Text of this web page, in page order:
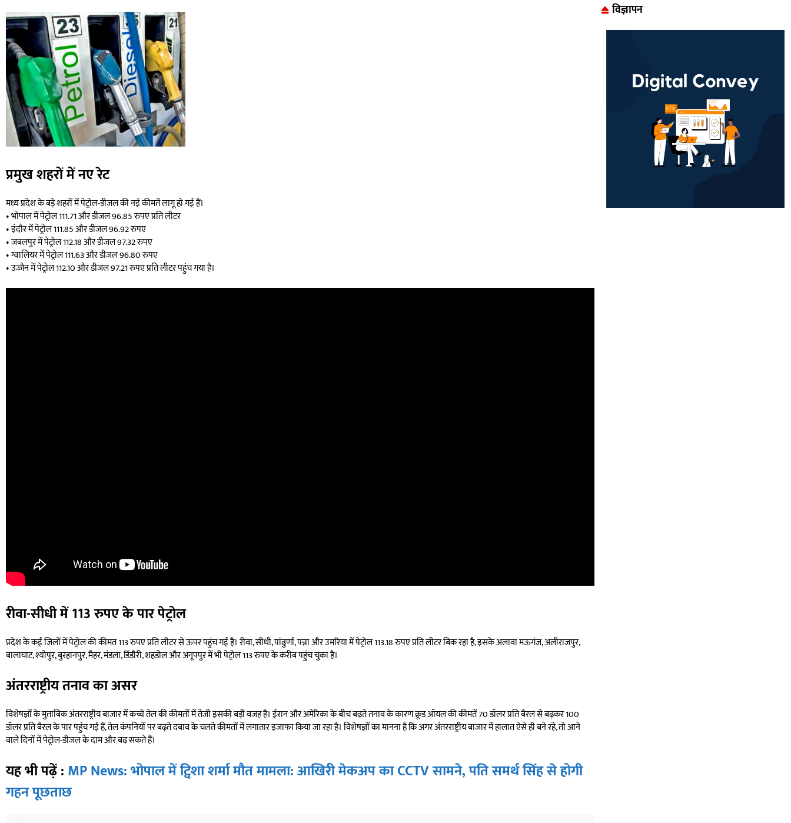
प्रमुख शहरों में नए रेट
मध्य प्रदेश के बड़े शहरों में पेट्रोल-डीजल की नई कीमतें लागू हो गई हैं।
• भोपाल में पेट्रोल 111.71 और डीजल 96.85 रुपए प्रति लीटर
• इंदौर में पेट्रोल 111.85 और डीजल 96.92 रुपए
• जबलपुर में पेट्रोल 112.18 और डीजल 97.32 रुपए
• ग्वालियर में पेट्रोल 111.63 और डीजल 96.80 रुपए
• उज्जैन में पेट्रोल 112.10 और डीजल 97.21 रुपए प्रति लीटर पहुंच गया है।
रीवा-सीधी में 113 रुपए के पार पेट्रोल
प्रदेश के कई जिलों में पेट्रोल की कीमत 113 रुपए प्रति लीटर से ऊपर पहुंच गई है। रीवा, सीधी, पांढुर्णा, पन्ना और उमरिया में पेट्रोल 113.18 रुपए प्रति लीटर बिक रहा है, इसके अलावा मऊगंज, अलीराजपुर,
बालाघाट, श्योपुर, बुरहानपुर, मैहर, मंडला, डिंडौरी, शहडोल और अनूपपुर में भी पेट्रोल 113 रुपए के करीब पहुंच चुका है।
अंतरराष्ट्रीय तनाव का असर
विशेषज्ञों के मुताबिक अंतरराष्ट्रीय बाजार में कच्चे तेल की कीमतों में तेजी इसकी बड़ी वजह है। ईरान और अमेरिका के बीच बढ़ते तनाव के कारण क्रूड ऑयल की कीमतें 70 डॉलर प्रति बैरल से बढ़कर 100
डॉलर प्रति बैरल के पार पहुंच गई हैं, तेल कंपनियों पर बढ़ते दबाव के चलते कीमतों में लगातार इजाफा किया जा रहा है। विशेषज्ञों का मानना है कि अगर अंतरराष्ट्रीय बाजार में हालात ऐसे ही बने रहे, तो आने
वाले दिनों में पेट्रोल-डीजल के दाम और बढ़ सकते हैं।
यह भी पढ़ें : MP News: भोपाल में ट्विशा शर्मा मौत मामला: आखिरी मेकअप का CCTV सामने, पति समर्थ सिंह से होगी
गहन पूछताछ
विज्ञापन